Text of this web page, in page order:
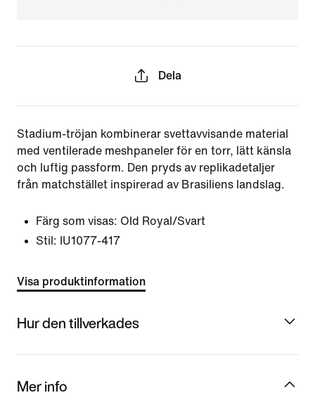
Dela
Stadium-tröjan kombinerar svettavvisande material
med ventilerade meshpaneler för en torr, lätt känsla
och luftig passform. Den pryds av replikadetaljer
från matchstället inspirerad av Brasiliens landslag.
Färg som visas: Old Royal/Svart
Stil: IU1077-417
Visa produktinformation
Hur den tillverkades
Mer info